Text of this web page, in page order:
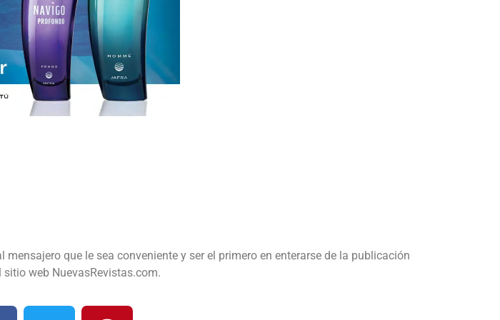
que le sea conveniente y ser el primero en enterarse de la publicación
web NuevasRevistas.com.